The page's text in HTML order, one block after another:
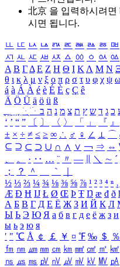
北京 을 입력하시려면
시면 됩니다.
ㅥ ㅦ ㅧ ㅨ ㅩ ㅪ ㅫ ㅬ ㅭ ㅮ
ㅺ ㅻ ㅼ ㅽ ㅾ ㅿ ㆀ ㆁ ㆂ ㆃ
Α Β ΓΔ Ε Ζ Η Θ Ι ΚΛ Μ Ν
θ ι κ λ μ ν ξ ο π ρ σ τ υ φ χ ψ ω
á à Á À é è É È ç Ç ê
Ä Ö Ü ä ö ü ß
ִֶֹ ֻּ ׁׂ כ ג ד ש ץ ת צ מ נ ה ב
‘ ’ “ ” 〔 〕 〈 〉 「 」 『 』
± × ÷ ≠ ≤ ≥ ∞ ∴ ♂ ♀ ∠ ⊥ ⌒
⊆ ⊇ ⊂ ⊃ ∪ ∩ ∧ ∨ ￢ ⇒ ⇔
、
。 · ‥ … ¨ 〃 ― ＼ ∼ ´
；
？ ＾ ｀
½ ⅓ ⅔ ¼ ¾ ⅛ ⅜ ⅝ ⅞ ¹ ² ³ ⁴ ⁿ ₁
Æ Ð Ħ Ĳ Ł Ø Œ Þ Ŧ Ŋ æ đ ð
А Б В Г Д Е Ё Ж З И Й К Л
Ы Ь Э Ю Я а б в г д е ё ж з и
ы ь э ю я
′ ″ ℃ Å ￠ ￡ ￥ ¤ ℉ ‰ ＄ ％
㎙ ㎚ ㎛ ㎜ ㎝ ㎞ ㎟ ㎠ ㎡ ㎢
㎱ ㎲ ㎳ ㎴ ㎵ ㎶ ㎷ ㎸ ㎹ ㎀